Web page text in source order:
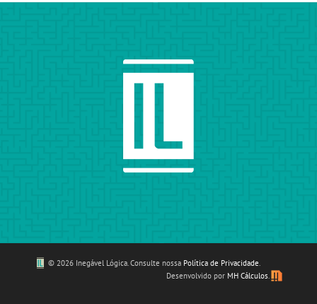
©2026 Inegável Lógica. Consulte nossa Política de Privacidade.
Desenvolvido por MH Cálculos